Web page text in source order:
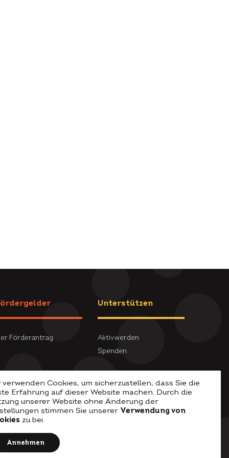
verwenden Cookies, um sicherzustellen, dass Sie die
Erfahrung auf dieser Website machen. Durch die
unserer Website ohne Änderung der
stimmen Sie unserer Verwendung von
zu bei.
Annehmen
Förderantrag
Unterstützen
Aktiv werden
Spenden